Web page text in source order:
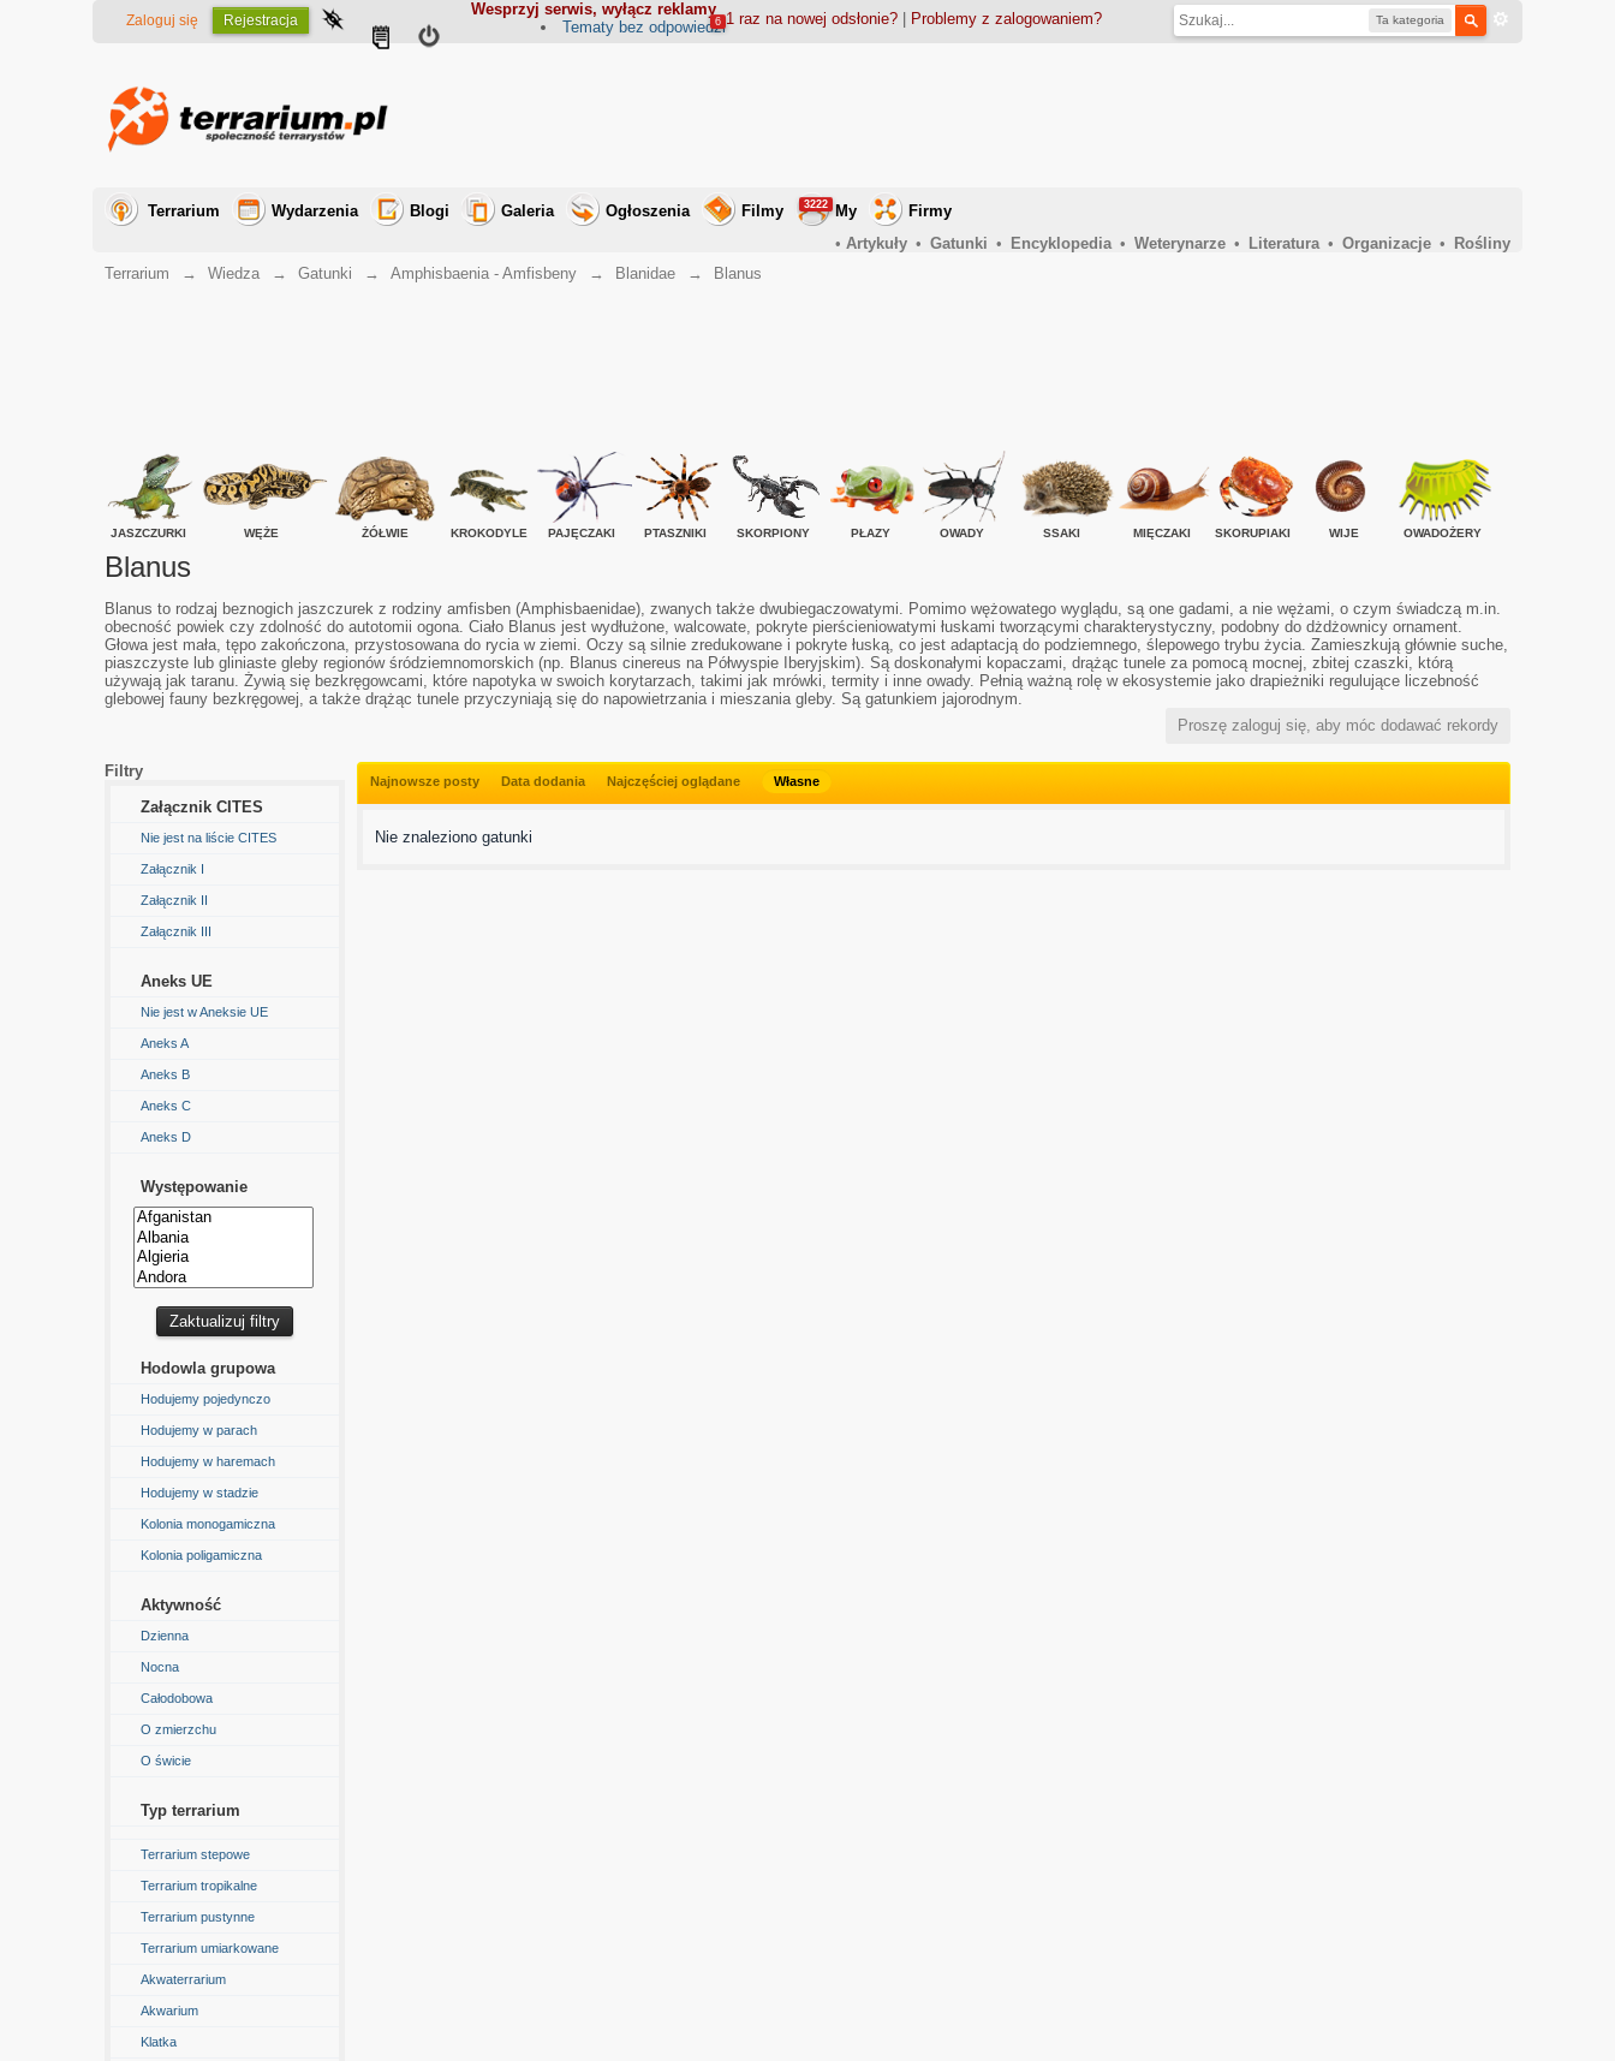
Wesprzyj serwis, wyłącz reklamy
Ta kategoria
Zaloguj się Rejestracja 1 raz na nowej odsłonie?| Problemy z zalogowaniem?
Tematy bez odpowiedzi
6
Terrarium Wydarzenia Blogi Galeria Ogłoszenia Filmy My
3222
Firmy
• Artykuły • Gatunki • Encyklopedia • Weterynarze • Literatura • Organizacje •
Rośliny
Terrarium
→ Wiedza → Gatunki → Amphisbaenia - Amfisbeny → Blanidae → Blanus
JASZCZURKI WĘŻE ŻÓŁWIE KROKODYLE PAJĘCZAKI PTASZNIKI SKORPIONY PŁAZY OWADY SSAKI MIĘCZAKI SKORUPIAKI WIJE OWADOŻERY
Blanus
Blanus to rodzaj beznogich jaszczurek z rodziny amfisben (Amphisbaenidae), zwanych także dwubiegaczowatymi. Pomimo wężowatego wyglądu, są one gadami, a nie wężami, o czym świadczą m.in.
obecność powiek czy zdolność do autotomii ogona. Ciało Blanus jest wydłużone, walcowate, pokryte pierścieniowatymi łuskami tworzącymi charakterystyczny, podobny do dżdżownicy ornament.
Głowa jest mała, tępo zakończona, przystosowana do rycia w ziemi. Oczy są silnie zredukowane i pokryte łuską, co jest adaptacją do podziemnego, ślepowego trybu życia. Zamieszkują głównie suche,
piaszczyste lub gliniaste gleby regionów śródziemnomorskich (np. Blanus cinereus na Półwyspie Iberyjskim). Są doskonałymi kopaczami, drążąc tunele za pomocą mocnej, zbitej czaszki, którą
używają jak taranu. Żywią się bezkręgowcami, które napotyka w swoich korytarzach, takimi jak mrówki, termity i inne owady. Pełnią ważną rolę w ekosystemie jako drapieżniki regulujące liczebność
glebowej fauny bezkręgowej, a także drążąc tunele przyczyniają się do napowietrzania i mieszania gleby. Są gatunkiem jajorodnym.
Proszę zaloguj się, aby móc dodawać rekordy
Filtry
Załącznik CITES
Nie jest na liście CITES
Załącznik I
Załącznik II
Załącznik III
Aneks UE
Nie jest w Aneksie UE
Aneks A
Aneks B
Aneks C
Aneks D
Występowanie
Hodowla grupowa
Hodujemy pojedynczo
Hodujemy w parach
Hodujemy w haremach
Hodujemy w stadzie
Kolonia monogamiczna
Kolonia poligamiczna
Aktywność
Dzienna
Nocna
Całodobowa
O zmierzchu
O świcie
Typ terrarium
Terrarium stepowe
Terrarium tropikalne
Terrarium pustynne
Terrarium umiarkowane
Akwaterrarium
Akwarium
Klatka
Najnowsze posty Data dodania Najczęściej oglądane Własne
Nie znaleziono gatunki